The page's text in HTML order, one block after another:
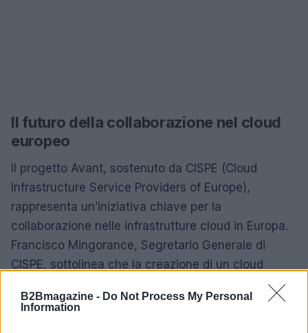
B2Bmagazine - Do Not Process My Personal
Information
Il futuro della collaborazione nel cloud
europeo
Il progetto Avant, sostenuto da CISPE (Cloud
Infrastructure Service Providers of Europe),
rappresenta un’iniziativa chiave per la
collaborazione nelle infrastrutture cloud in Europa.
Francisco Mingorance, Segretario Generale di
CISPE, sottolinea che la creazione di un cloud
federato europeo è una realtà in fase di sviluppo.
Invece di replicare i modelli centralizzati degli